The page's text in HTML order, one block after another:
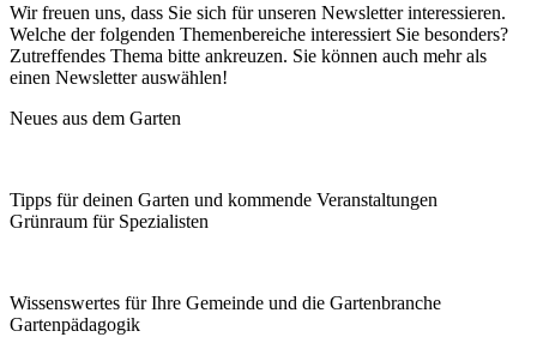
Wir freuen uns, dass Sie sich für unseren Newsletter interessieren.
Welche der folgenden Themenbereiche interessiert Sie besonders?
Zutreffendes Thema bitte ankreuzen. Sie können auch mehr als
einen Newsletter auswählen!
Neues aus dem Garten
Tipps für deinen Garten und kommende Veranstaltungen
Grünraum für Spezialisten
Wissenswertes für Ihre Gemeinde und die Gartenbranche
Garten­pädagogik